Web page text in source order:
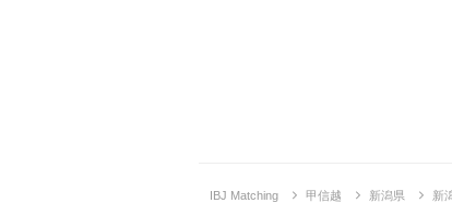
IBJ Matching 甲信越 新潟県 新